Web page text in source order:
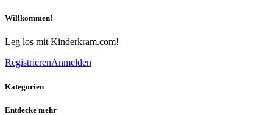
Willkommen!
Leg los mit Kinderkram.com!
RegistrierenAnmelden
Kategorien
Entdecke mehr